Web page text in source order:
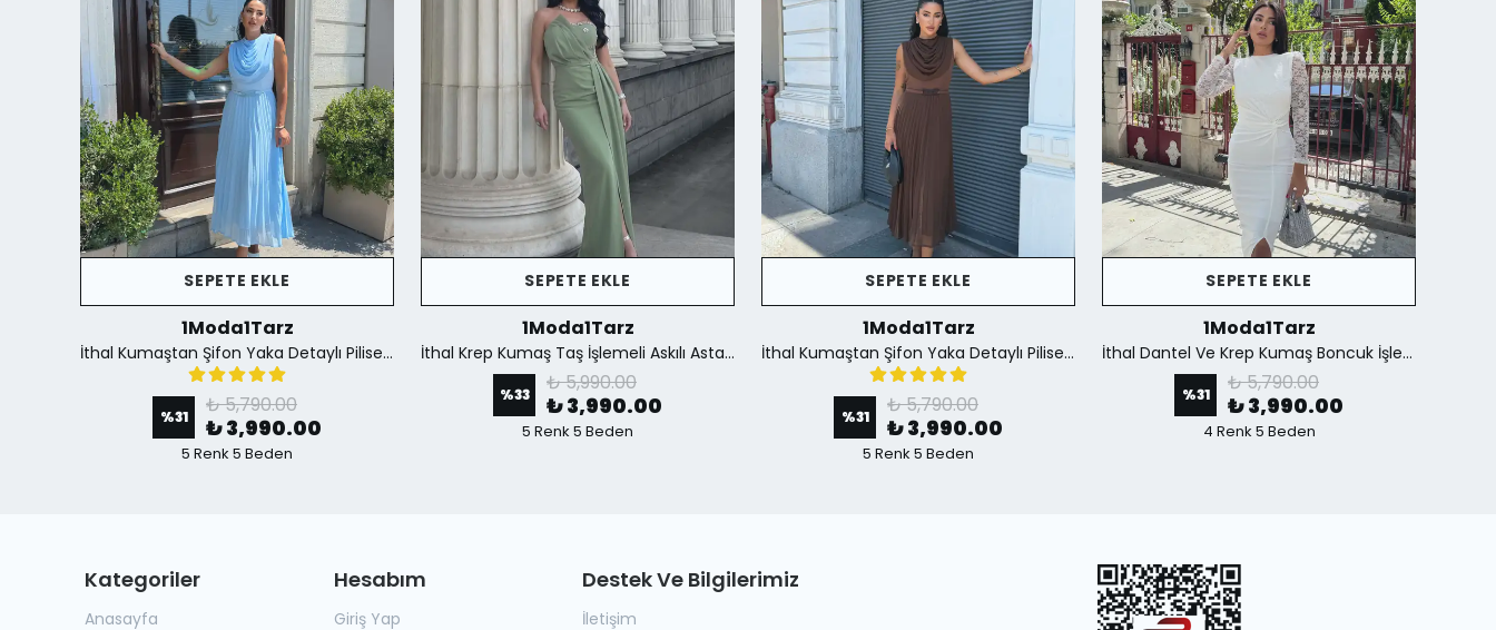
SEPETE EKLE
1Moda1Tarz
İthal Kumaştan Şifon Yaka Detaylı Piliseli Kemerli Astarlı Özel Tasarım Elbise - mavi
%31 ₺ 5,790.00
₺ 3,990.00
5 Renk 5 Beden
SEPETE EKLE
1Moda1Tarz
İthal Krep Kumaş Taş İşlemeli Askılı Astarlı Özel Tasarım Yırtmaçlı Maxi Elbise - Yeşil
%33 ₺ 5,990.00
₺ 3,990.00
5 Renk 5 Beden
SEPETE EKLE
1Moda1Tarz
İthal Kumaştan Şifon Yaka Detaylı Piliseli Kemerli Astarlı Özel Tasarım Elbise - Kahverengi
%31 ₺ 5,790.00
₺ 3,990.00
5 Renk 5 Beden
SEPETE EKLE
1Moda1Tarz
İthal Dantel Ve Krep Kumaş Boncuk İşlemeli Yırtmaçlı Astarlı Özel Tasarım Maxi Elbise - Beyaz
%31 ₺ 5,790.00
₺ 3,990.00
4 Renk 5 Beden
Kategoriler
Anasayfa
Hesabım
Giriş Yap
Destek Ve Bilgilerimiz
İletişim